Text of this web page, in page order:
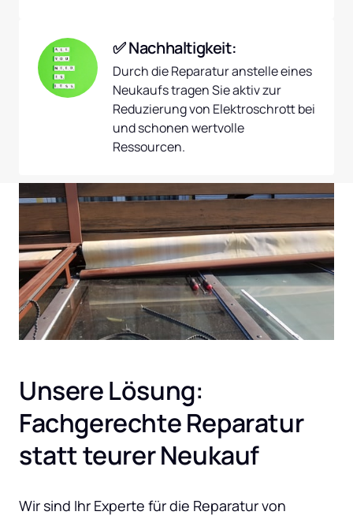
✅ Nachhaltigkeit:
Durch die Reparatur anstelle eines
Neukaufs tragen Sie aktiv zur
Reduzierung von Elektroschrott bei
und schonen wertvolle
Ressourcen.
Unsere Lösung:
Fachgerechte Reparatur
statt teurer Neukauf
Wir sind Ihr Experte für die Reparatur von